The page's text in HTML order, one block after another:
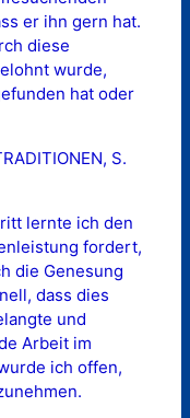
er ihn gern hat.
diese
wurde,
hat oder
S.
lernte ich den
fordert,
die Genesung
dass dies
und
Arbeit im
ich offen,